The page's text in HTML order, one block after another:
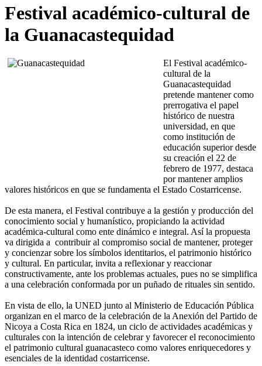
Festival académico-cultural de
la Guanacastequidad
El Festival académico-
cultural de la
Guanacastequidad
pretende mantener como
prerrogativa el papel
histórico de nuestra
universidad, en que
como institución de
educación superior desde
su creación el 22 de
febrero de 1977, destaca
por mantener amplios
valores históricos en que se fundamenta el Estado Costarricense.
De esta manera, el Festival contribuye a la gestión y producción del
conocimiento social y humanístico, propiciando la actividad
académica-cultural como ente dinámico e integral. Así la propuesta
va dirigida a contribuir al compromiso social de mantener, proteger
y concienzar sobre los símbolos identitarios, el patrimonio histórico
y cultural. En particular, invita a reflexionar y reaccionar
constructivamente, ante los problemas actuales, pues no se simplifica
a una celebración conformada por un puñado de rituales sin sentido.
En vista de ello, la UNED junto al Ministerio de Educación Pública
organizan en el marco de la celebración de la Anexión del Partido de
Nicoya a Costa Rica en 1824, un ciclo de actividades académicas y
culturales con la intención de celebrar y favorecer el reconocimiento
el patrimonio cultural guanacasteco como valores enriquecedores y
esenciales de la identidad costarricense.